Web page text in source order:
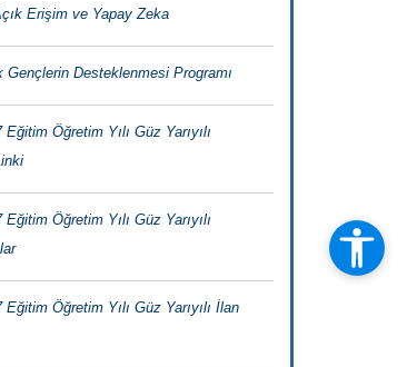
Erişim ve Yapay Zeka
Gençlerin Desteklenmesi Programı
Öğretim Yılı Güz Yarıyılı
Öğretim Yılı Güz Yarıyılı
Eğitim Öğretim Yılı Güz Yarıyılı İlan